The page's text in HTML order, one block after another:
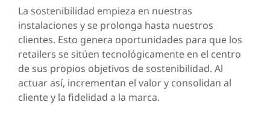
La sostenibilidad empieza en nuestras
instalaciones y se prolonga hasta nuestros
clientes. Esto genera oportunidades para que los
retailers se sitúen tecnológicamente en el centro
de sus propios objetivos de sostenibilidad. Al
actuar así, incrementan el valor y consolidan al
cliente y la fidelidad a la marca.